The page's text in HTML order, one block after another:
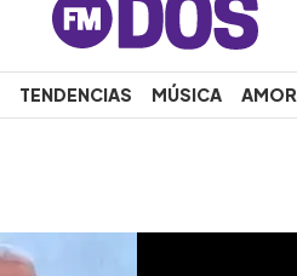
TENDENCIAS MÚSICA AMOR